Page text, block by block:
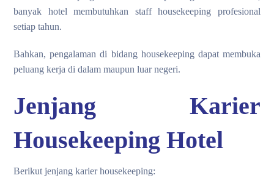
banyak hotel membutuhkan staff housekeeping profesional
setiap tahun.
Bahkan, pengalaman di bidang housekeeping dapat membuka
peluang kerja di dalam maupun luar negeri.
Jenjang Karier
Housekeeping Hotel
Berikut jenjang karier housekeeping: